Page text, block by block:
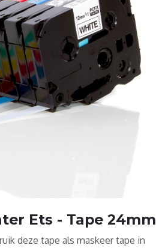
Ets - Tape 24mm
deze tape als maskeer tape in